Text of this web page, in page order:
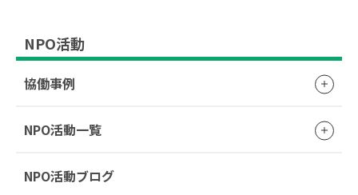
NPO活動
協働事例
NPO活動一覧
NPO活動ブログ